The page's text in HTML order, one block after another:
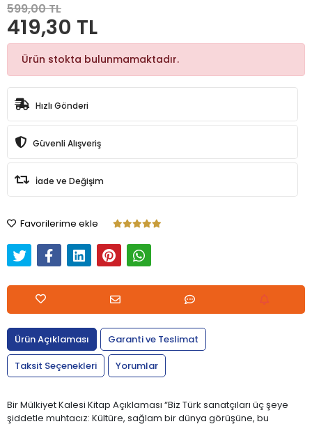
599,00 TL
419,30 TL
Ürün stokta bulunmamaktadır.
Hızlı Gönderi
Güvenli Alışveriş
İade ve Değişim
Favorilerime ekle
Ürün Açıklaması
Garanti ve Teslimat
Taksit Seçenekleri
Yorumlar
Bir Mülkiyet Kalesi Kitap Açıklaması “Biz Türk sanatçıları üç şeye
şiddetle muhtacız: Kültüre, sağlam bir dünya görüşüne, bu